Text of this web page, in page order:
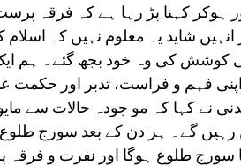
ہوکر کہنا پڑ رہا ہے کہ فرقہ
شاید یہ معلوم نہیں کہ
کوشش کی وہ خود بجھ گئے۔ ہم
فہم و فراست، تدبر اور حکمت
نے کہا کہ مو جودہ حالات سے
گے۔ ہر دن کے بعد سورج طلوع
سورج طلوع ہوگا اور نفرت و فرقہ